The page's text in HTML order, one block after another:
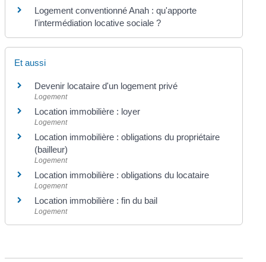
Logement conventionné Anah : qu'apporte
l'intermédiation locative sociale ?
Et aussi
Devenir locataire d'un logement privé
Logement
Location immobilière : loyer
Logement
Location immobilière : obligations du propriétaire
(bailleur)
Logement
Location immobilière : obligations du locataire
Logement
Location immobilière : fin du bail
Logement